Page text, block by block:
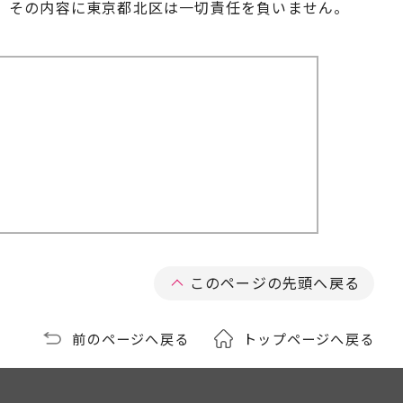
の内容に東京都北区は一切責任を負いません。
このページの先頭へ戻る
前のページへ戻る トップページへ戻る